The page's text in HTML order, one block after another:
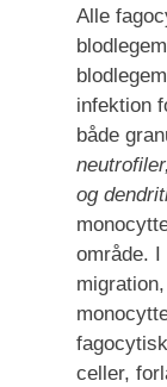
Alle
infektion
både
og
område. I
celler,